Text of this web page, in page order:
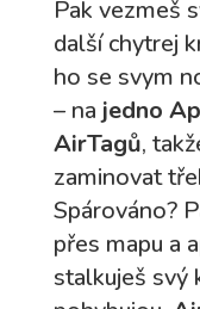
Pak vezmeš
další chytrej
ho se svym
– na jedno
AirTagů,
zaminovat
Spárováno?
přes mapu a
stalkuješ svý